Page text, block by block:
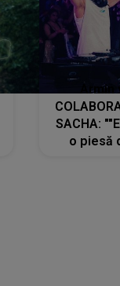
SACHA:
o piesă